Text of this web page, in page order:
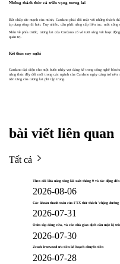
Những thách thức và triển vọng tương lai
Bất chấp sức mạnh của mình, Cardano phải đối mặt với những thách
áp dụng rộng rãi hơn. Tuy nhiên, cần phải nâng cấp liên tục, một
Nhìn về phía trước, tương lai của Cardano có vẻ tươi sáng với hoạt
quản trị.
Kết thúc suy nghĩ
Cardano đại diện cho một bước nhảy vọt đáng kể trong công nghệ
năng thúc đẩy đổi mới trong các ngành của Cardano ngày càng trở
nền tảng của tương lai phi tập trung.
bài viết liên quan
Tất cả
Theo dõi khả năng tăng lãi suất tháng 9 và tác động
2026-08-06
Các khoản thanh toán của FTX thử thách 'chặng đường
2026-07-31
Odos sắp đóng cửa, và các nhà giao dịch cần một lộ
2026-07-30
Zcash Ironwood ưu tiên kế hoạch chuyển tiền
2026-07-28